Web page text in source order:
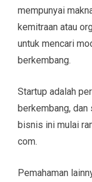
mempunyai
kemitraan atau
untuk mencari
berkembang.
Startup adalah
berkembang, dan
bisnis ini mulai
com.
Pemahaman